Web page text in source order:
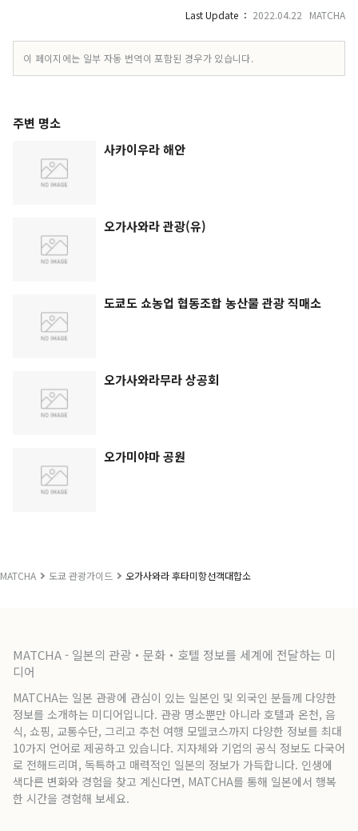
Last Update ： 2022.04.22 MATCHA
이 페이지에는 일부 자동 번역이 포함된 경우가 있습니다.
주변 명소
사카이우라 해안
오가사와라 관광(유)
도쿄도 쇼농업 협동조합 농산물 관광 직매소
오가사와라무라 상공회
오가미야마 공원
MATCHA 도쿄 관광가이드 오가사와라 후타미항선객대합소
MATCHA - 일본의 관광・문화・호텔 정보를 세계에 전달하는 미
디어
MATCHA는 일본 관광에 관심이 있는 일본인 및 외국인 분들께 다양한
정보를 소개하는 미디어입니다. 관광 명소뿐만 아니라 호텔과 온천, 음
식, 쇼핑, 교통수단, 그리고 추천 여행 모델코스까지 다양한 정보를 최대
10가지 언어로 제공하고 있습니다. 지자체와 기업의 공식 정보도 다국어
로 전해드리며, 독특하고 매력적인 일본의 정보가 가득합니다. 인생에
색다른 변화와 경험을 찾고 계신다면, MATCHA를 통해 일본에서 행복
한 시간을 경험해 보세요.